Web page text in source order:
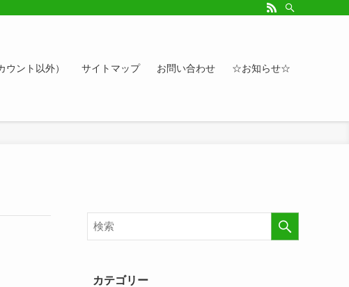
スキルアップしたい方、お悩み相談など。カレンダーへのイベント情報や講座登録もど
ント以外） サイトマップ お問い合わせ ☆お知らせ☆
カテゴリー